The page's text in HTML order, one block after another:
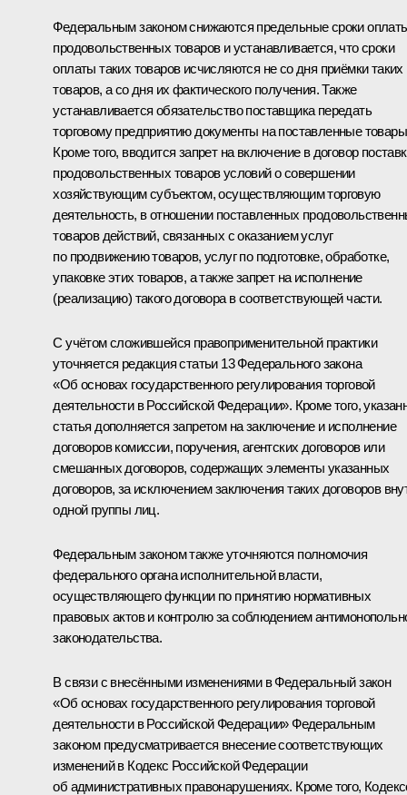
Федеральным законом снижаются предельные сроки
продовольственных товаров и устанавливается, что сроки
оплаты таких товаров исчисляются не со дня приёмки таких
товаров, а со дня их фактического получения. Также
устанавливается обязательство поставщика передать
торговому предприятию документы на поставленные
Кроме того, вводится запрет на включение в договор
продовольственных товаров условий о совершении
хозяйствующим субъектом, осуществляющим торговую
деятельность, в отношении поставленных
товаров действий, связанных с оказанием услуг
по продвижению товаров, услуг по подготовке, обработке,
упаковке этих товаров, а также запрет на исполнение
(реализацию) такого договора в соответствующей части.
С учётом сложившейся правоприменительной практики
уточняется редакция статьи 13 Федерального закона
«Об основах государственного регулирования торговой
деятельности в Российской Федерации». Кроме того,
статья дополняется запретом на заключение и исполнение
договоров комиссии, поручения, агентских договоров или
смешанных договоров, содержащих элементы указанных
договоров, за исключением заключения таких договоров
одной группы лиц.
Федеральным законом также уточняются полномочия
федерального органа исполнительной власти,
осуществляющего функции по принятию нормативных
правовых актов и контролю за соблюдением
законодательства.
В связи с внесёнными изменениями в Федеральный закон
«Об основах государственного регулирования торговой
деятельности в Российской Федерации» Федеральным
законом предусматривается внесение соответствующих
изменений в Кодекс Российской Федерации
об административных правонарушениях. Кроме того,